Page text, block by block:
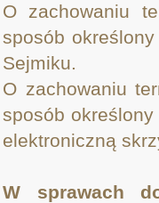
O zachowaniu
sposób
Sejmiku.
O zachowaniu
sposób
elektroniczną
W sprawach